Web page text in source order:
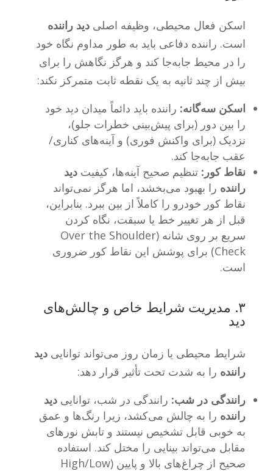
اسکن فعال محیطی، وظیفه اصلی دید راننده
است. راننده دفاعی باید به طور مداوم نگاه خود
را در محیط جابه‌جا کند و هرگز نگاهش را برای
بیش از چند ثانیه به یک نقطه ثابت متمرکز نکند:
اسکن سه‌گانه: راننده باید دائماً میدان دید خود
را بین دور (برای پیش‌بینی خطرات جلو)،
نزدیک (برای واکنش فوری) و آینه‌های کناری/
عقب جابه‌جا کند.
نقاط کور: تنظیم صحیح آینه‌ها، کیفیت دید
راننده را بهبود می‌بخشد، اما هرگز نمی‌تواند
نقاط کور خودرو را کاملاً از بین ببرد. بنابراین،
قبل از هر تغییر خط یا سبقت، نگاه کردن
سریع بر روی شانه (Over the Shoulder
Check) برای پوشش این نقاط کور ضروری
است.
۳. مدیریت شرایط خاص و چالش‌های
دید
شرایط محیطی یا زمان روز می‌تواند توانایی دید
راننده را به شدت تحت تأثیر قرار دهد:
رانندگی در شب: رانندگی در شب، توانایی دید
راننده را به چالش می‌کشد، زیرا رنگ‌ها و عمق
به خوبی قابل تشخیص نیستند و تابش نورهای
مقابل می‌تواند بینایی را مختل کند. استفاده
صحیح از چراغ‌های بالا و پایین (High/Low